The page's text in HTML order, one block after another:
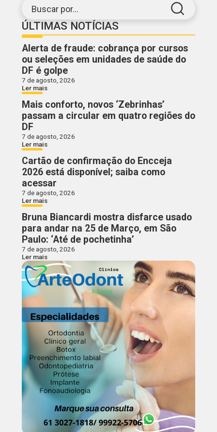
Buscar por...
ÚLTIMAS NOTÍCIAS
Alerta de fraude: cobrança por cursos
ou seleções em unidades de saúde do
DF é golpe
7 de agosto, 2026
Ler mais
Mais conforto, novos ‘Zebrinhas’
passam a circular em quatro regiões do
DF
7 de agosto, 2026
Ler mais
Cartão de confirmação do Encceja
2026 está disponível; saiba como
acessar
7 de agosto, 2026
Ler mais
Bruna Biancardi mostra disfarce usado
para andar na 25 de Março, em São
Paulo: ‘Até de pochetinha’
7 de agosto, 2026
Ler mais